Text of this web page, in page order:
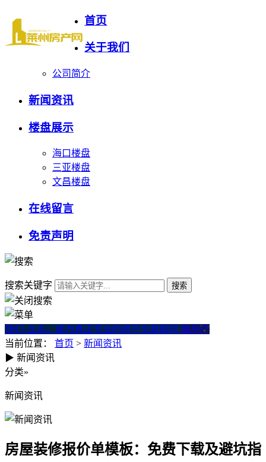
首页
关于我们
公司简介
新闻资讯
楼盘展示
海口楼盘
三亚楼盘
文昌楼盘
在线留言
免责声明
搜索关键字
我们·立志。成为真正专业的房产交易顾问 微房产
当前位置： 首页 > 新闻资讯
房屋装修报价单模板：免费下
▶ 新闻资讯
分类»
新闻资讯
房屋装修报价单模板：免费下载及避坑指